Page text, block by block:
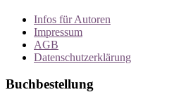
Infos für Autoren
Impressum
AGB
Datenschutzerklärung
Buchbestellung